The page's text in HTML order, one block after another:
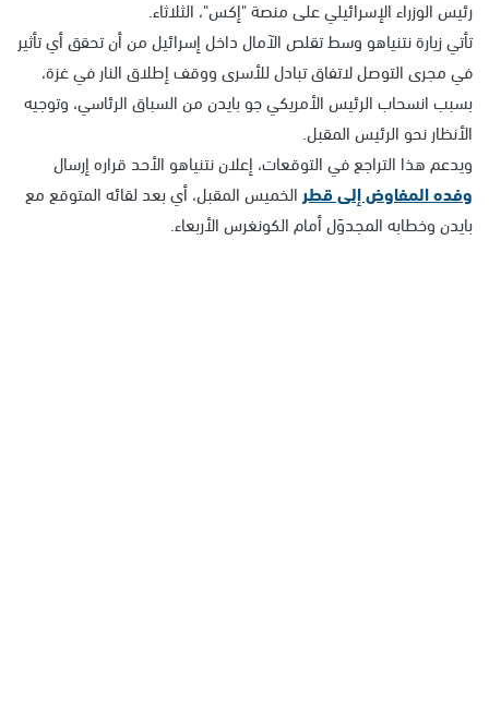
رئيس الوزراء الإسرائيلي على منصة "إكس"، الثلاثاء.
تأتي زيارة نتنياهو وسط تقلص الآمال داخل إسرائيل من أن تحقق أي تأثير
في مجرى التوصل لاتفاق تبادل للأسرى ووقف إطلاق النار في غزة،
بسبب انسحاب الرئيس الأمريكي جو بايدن من السباق الرئاسي، وتوجيه
الأنظار نحو الرئيس المقبل.
ويدعم هذا التراجع في التوقعات، إعلان نتنياهو الأحد قراره إرسال
وفده المفاوض إلى قطر الخميس المقبل، أي بعد لقائه المتوقع مع
بايدن وخطابه المجدوَل أمام الكونغرس الأربعاء.